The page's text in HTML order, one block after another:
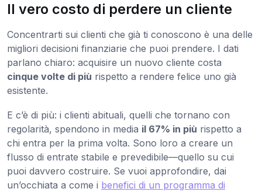
Il vero costo di perdere un cliente
Concentrarti sui clienti che già ti conoscono è una delle
migliori decisioni finanziarie che puoi prendere. I dati
parlano chiaro: acquisire un nuovo cliente costa
cinque volte di più rispetto a rendere felice uno già
esistente.
E c’è di più: i clienti abituali, quelli che tornano con
regolarità, spendono in media il 67% in più rispetto a
chi entra per la prima volta. Sono loro a creare un
flusso di entrate stabile e prevedibile—quello su cui
puoi davvero costruire. Se vuoi approfondire, dai
un’occhiata a come i benefici di un programma di